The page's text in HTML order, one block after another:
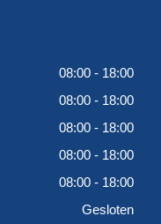
08:00 - 18:00
08:00 - 18:00
08:00 - 18:00
08:00 - 18:00
08:00 - 18:00
Gesloten